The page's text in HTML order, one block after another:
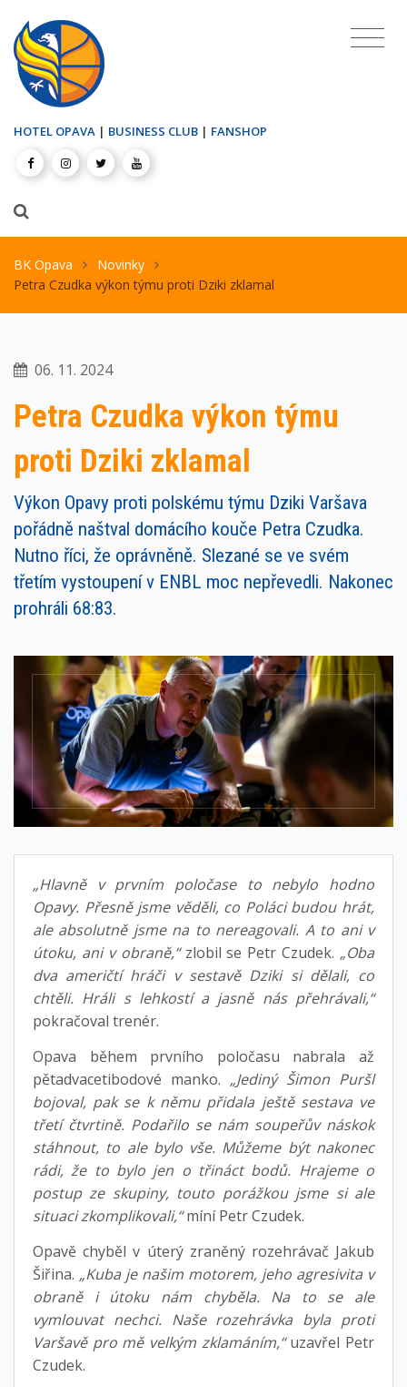
HOTEL OPAVA | BUSINESS CLUB | FANSHOP
BK Opava
Novinky
Petra Czudka výkon týmu proti Dziki zklamal
06. 11. 2024
Petra Czudka výkon týmu
proti Dziki zklamal
Výkon Opavy proti polskému týmu Dziki Varšava
pořádně naštval domácího kouče Petra Czudka.
Nutno říci, že oprávněně. Slezané se ve svém
třetím vystoupení v ENBL moc nepřevedli. Nakonec
prohráli 68:83.
„Hlavně v prvním poločase to nebylo hodno
Opavy. Přesně jsme věděli, co Poláci budou hrát,
ale absolutně jsme na to nereagovali. A to ani v
útoku, ani v obraně,“zlobil se Petr Czudek. „Oba
dva američtí hráči v sestavě Dziki si dělali, co
chtěli. Hráli s lehkostí a jasně nás přehrávali,“
pokračoval trenér.
Opava během prvního poločasu nabrala až
pětadvacetibodové manko. „Jediný Šimon Puršl
bojoval, pak se k němu přidala ještě sestava ve
třetí čtvrtině. Podařilo se nám soupeřův náskok
stáhnout, to ale bylo vše. Můžeme být nakonec
rádi, že to bylo jen o třináct bodů. Hrajeme o
postup ze skupiny, touto porážkou jsme si ale
situaci zkomplikovali,“míní Petr Czudek.
Opavě chyběl v úterý zraněný rozehrávač Jakub
Šiřina. „Kuba je našim motorem, jeho agresivita v
obraně i útoku nám chyběla. Na to se ale
vymlouvat nechci. Naše rozehrávka byla proti
Varšavě pro mě velkým zklamáním,“uzavřel Petr
Czudek.